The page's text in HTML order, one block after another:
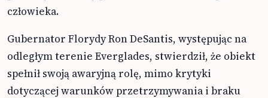
człowieka.
Gubernator Florydy Ron DeSantis, występując na
odległym terenie Everglades, stwierdził, że obiekt
spełnił swoją awaryjną rolę, mimo krytyki
dotyczącej warunków przetrzymywania i braku